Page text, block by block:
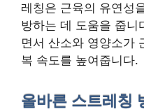
레칭은 근육의 유연성
방하는 데 도움을 줍니
면서 산소와 영양소가
복 속도를 높여줍니다.
올바른 스트레칭